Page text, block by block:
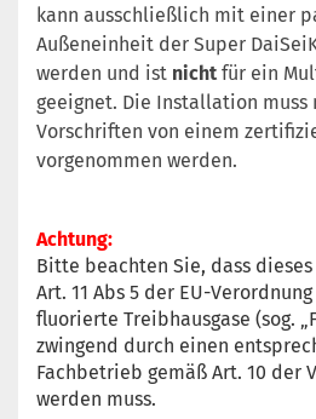
kann ausschließlich mit einer
Außeneinheit der Super
werden und ist nicht für ein
geeignet. Die Installation muss
Vorschriften von einem
vorgenommen werden.
Achtung:
Bitte beachten Sie, dass
Art. 11 Abs 5 der EU-
fluorierte Treibhausgase (sog.
zwingend durch einen
Fachbetrieb gemäß Art. 10 der
werden muss.